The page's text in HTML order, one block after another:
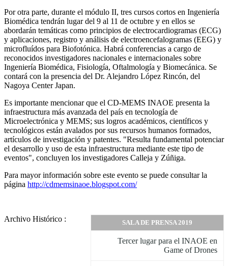
Por otra parte, durante el módulo II, tres cursos cortos en Ingeniería
Biomédica tendrán lugar del 9 al 11 de octubre y en ellos se
abordarán temáticas como principios de electrocardiogramas (ECG)
y aplicaciones, registro y análisis de electroencefalogramas (EEG) y
microfluídos para Biofotónica. Habrá conferencias a cargo de
reconocidos investigadores nacionales e internacionales sobre
Ingeniería Biomédica, Fisiología, Oftalmología y Biomecánica. Se
contará con la presencia del Dr. Alejandro López Rincón, del
Nagoya Center Japan.
Es importante mencionar que el CD-MEMS INAOE presenta la
infraestructura más avanzada del país en tecnología de
Microelectrónica y MEMS; sus logros académicos, científicos y
tecnológicos están avalados por sus recursos humanos formados,
artículos de investigación y patentes. "Resulta fundamental potenciar
el desarrollo y uso de esta infraestructura mediante este tipo de
eventos", concluyen los investigadores Calleja y Zúñiga.
Para mayor información sobre este evento se puede consultar la
página http://cdmemsinaoe.blogspot.com/
SALA DE PRENSA 2019
Tercer lugar para el INAOE en
Game of Drones
Archivo Histórico :